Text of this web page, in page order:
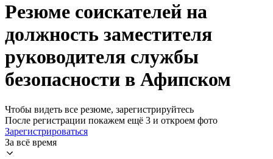
Резюме соискателей на
должность заместителя
руководителя службы
безопасности в Афипском
Чтобы видеть все резюме, зарегистрируйтесь
После регистрации покажем ещё 3 и откроем фото
Зарегистрироваться
За всё время